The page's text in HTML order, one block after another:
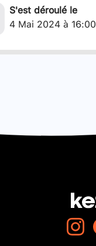
S'est déroulé le
4 Mai 2024 à 16:00